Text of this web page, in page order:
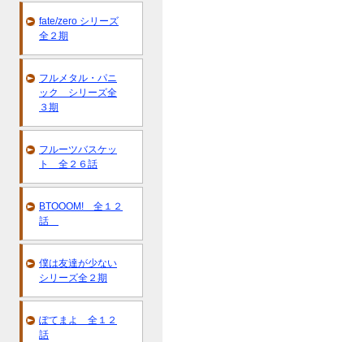
fate/zero シリーズ
全２期
フルメタル・パニ
ック シリーズ全
３期
フルーツバスケッ
ト 全２６話
BTOOOM! 全１２
話
僕は友達が少ない
シリーズ全２期
ぽてまよ 全１２
話